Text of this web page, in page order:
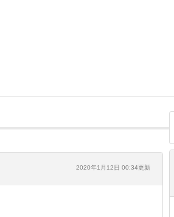
2020年1月12日 00:34更新